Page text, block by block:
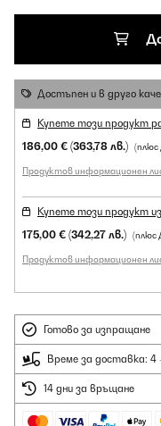
Достъпен и в друго
Купете този продукт
186,00 € (363,78 лв.) (плюс
Продуктов информационен
Купете този продукт
175,00 € (342,27 лв.) (плюс
Продуктов информационен
Готово за изпращане
Време за доставка: 4
14 дни за връщане